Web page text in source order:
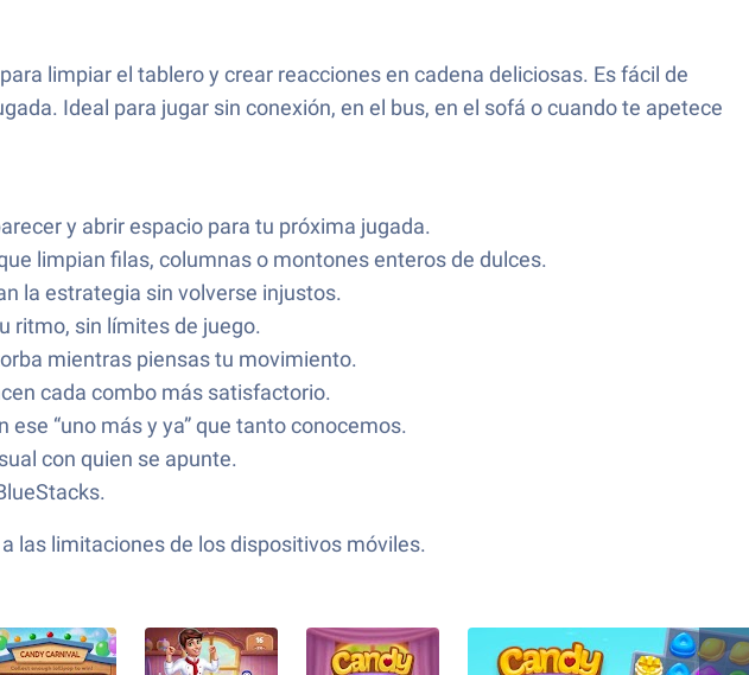
limpiar el tablero y crear reacciones en cadena deliciosas. Es fácil de
Ideal para jugar sin conexión, en el bus, en el sofá o cuando te apetece
y abrir espacio para tu próxima jugada.
limpian filas, columnas o montones enteros de dulces.
la estrategia sin volverse injustos.
ritmo, sin límites de juego.
mientras piensas tu movimiento.
cada combo más satisfactorio.
“uno más y ya” que tanto conocemos.
con quien se apunte.
las limitaciones de los dispositivos móviles.